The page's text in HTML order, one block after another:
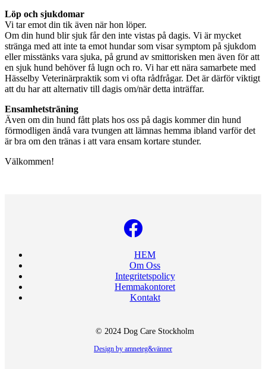
Löp och sjukdomar
Vi tar emot din tik även när hon löper.
Om din hund blir sjuk får den inte vistas på dagis. Vi är mycket
stränga med att inte ta emot hundar som visar symptom på sjukdom
eller misstänks vara sjuka, på grund av smittorisken men även för att
en sjuk hund behöver få lugn och ro. Vi har ett nära samarbete med
Hässelby Veterinärpraktik som vi ofta rådfrågar. Det är därför viktigt
att du har att alternativ till dagis om/när detta inträffar.
Ensamhetsträning
Även om din hund fått plats hos oss på dagis kommer din hund
förmodligen ändå vara tvungen att lämnas hemma ibland varför det
är bra om den tränas i att vara ensam kortare stunder.
Välkommen!
HEM
Om Oss
Integritetspolicy
Hemmakontoret
Kontakt
© 2024 Dog Care Stockholm
Design by amneteg&vänner